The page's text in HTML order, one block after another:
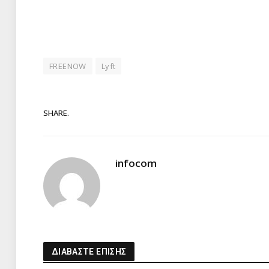
FREENOW Lyft
SHARE.
infocom
ΔΙΑΒΑΣΤΕ ΕΠΙΣΗΣ